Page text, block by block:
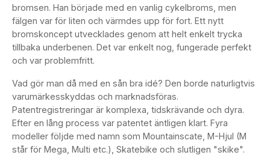
bromsen. Han började med en vanlig cykelbroms, men
fälgen var för liten och värmdes upp för fort. Ett nytt
bromskoncept utvecklades genom att helt enkelt trycka
tillbaka underbenen. Det var enkelt nog, fungerade perfekt
och var problemfritt.
Vad gör man då med en sån bra idé? Den borde naturligtvis
varumärkesskyddas och marknadsföras.
Patentregistreringar är komplexa, tidskrävande och dyra.
Efter en lång process var patentet äntligen klart. Fyra
modeller följde med namn som Mountainscate, M-Hjul (M
står för Mega, Multi etc.), Skatebike och slutligen "skike".